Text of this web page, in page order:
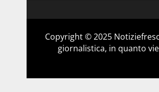
Copyright © 2025
giornalistica, in quanto